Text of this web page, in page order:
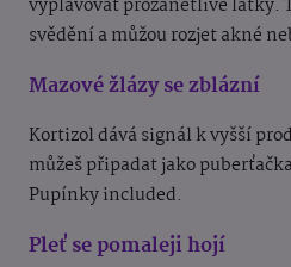
vyplavovat prozánětlivé látky.
svědění a můžou rozjet akné
Mazové žlázy se zblázní
Kortizol dává signál k vyšší
můžeš připadat jako
Pupínky included.
Pleť se pomaleji hojí